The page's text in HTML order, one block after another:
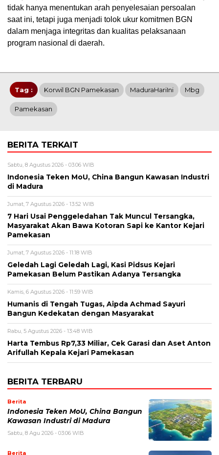
tidak hanya menentukan arah penyelesaian persoalan
saat ini, tetapi juga menjadi tolok ukur komitmen BGN
dalam menjaga integritas dan kualitas pelaksanaan
program nasional di daerah.
Tag : Korwil BGN Pamekasan MaduraHariIni Mbg
Pamekasan
BERITA TERKAIT
Sabtu, 8 Agustus 2026 - 03:06 WIB
Indonesia Teken MoU, China Bangun Kawasan Industri
di Madura
Jumat, 7 Agustus 2026 - 13:52 WIB
7 Hari Usai Penggeledahan Tak Muncul Tersangka,
Masyarakat Akan Bawa Kotoran Sapi ke Kantor Kejari
Pamekasan
Jumat, 7 Agustus 2026 - 11:18 WIB
Geledah Lagi Geledah Lagi, Kasi Pidsus Kejari
Pamekasan Belum Pastikan Adanya Tersangka
Kamis, 6 Agustus 2026 - 11:59 WIB
Humanis di Tengah Tugas, Aipda Achmad Sayuri
Bangun Kedekatan dengan Masyarakat
Rabu, 5 Agustus 2026 - 13:48 WIB
Harta Tembus Rp7,33 Miliar, Cek Garasi dan Aset Anton
Arifullah Kepala Kejari Pamekasan
BERITA TERBARU
Berita
Indonesia Teken MoU, China Bangun
Kawasan Industri di Madura
Sabtu, 8 Agu 2026 - 03:06 WIB
Berita